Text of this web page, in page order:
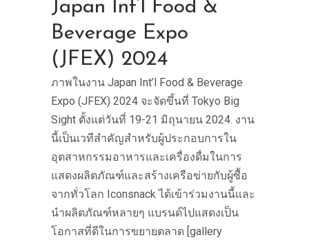
Japan Int’l Food &
Beverage Expo
(JFEX) 2024
ภาพในงาน Japan Int’l Food & Beverage
Expo (JFEX) 2024 จะจัดขึ้นที่ Tokyo Big
Sight ตั้งแต่วันที่ 19-21 มิถุนายน 2024. งาน
นี้เป็นเวทีสำคัญสำหรับผู้ประกอบการใน
อุตสาหกรรมอาหารและเครื่องดื่มในการ
แสดงผลิตภัณฑ์และสร้างเครือข่ายกับผู้ซื้อ
จากทั่วโลก Iconsnack ได้เข้าร่วมงานนี้และ
นำผลิตภัณฑ์หลายๆ แบรนด์ไปแสดงเป็น
โอกาสที่ดีในการขยายตลาด [gallery